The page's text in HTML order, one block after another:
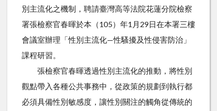
別主流化之機制，聘請臺灣高等法院花蓮分院檢察
署張檢察官春暉於本（105）年1月29日在本署三樓
會議室辦理「性別主流化—性騷擾及性侵害防治」
課程研習。
張檢察官春暉透過性別主流化的推動，將性別
觀點帶入各種公共事務中，從政策的規劃到執行都
必須具備性別敏感度，讓性別關注的觸角從傳統的